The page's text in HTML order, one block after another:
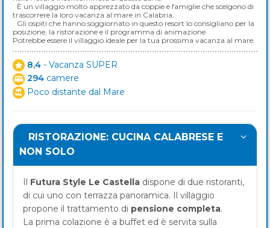
È un villaggio molto apprezzato da coppie e famiglie che scelgono di
trascorrere la loro vacanza al mare in Calabria.
Gli ospiti che hanno soggiornato in questo resort lo consigliano per la
posizione, la ristorazione e il programma di animazione.
Potrebbe essere il villaggio ideale per la tua prossima vacanza al mare.
8,4 - Vacanza SUPER
294 camere
Poco distante dal Mare
RISTORAZIONE: CUCINA CALABRESE E
NON SOLO
Il Futura Style Le Castella dispone di due ristoranti,
di cui uno con terrazza panoramica. Il villaggio
propone il trattamento di pensione completa.
La prima colazione è a buffet ed è servita sulla